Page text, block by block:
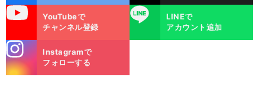
YouTubeで
チャンネル登録
LINE
LINEで
アカウント追加
m
Instagramで
フォローする